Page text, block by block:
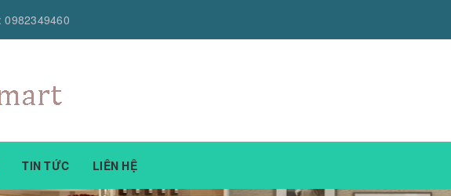
0982349460
TIN TỨC LIÊN HỆ